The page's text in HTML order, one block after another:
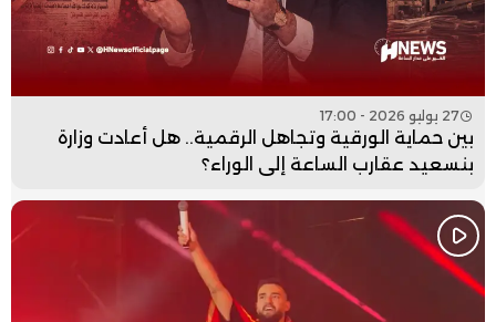
27 يوليو 2026 - 17:00
بين حماية الورقية وتجاهل الرقمية.. هل أعادت وزارة
بنسعيد عقارب الساعة إلى الوراء؟